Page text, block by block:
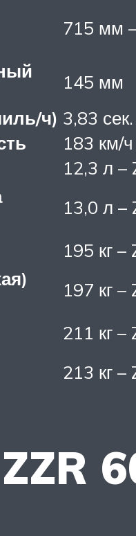
715 мм
145 мм
ч) 3,83 сек.
183 км/ч
12,3 л –
13,0 л –
195 кг
197 кг –
211 кг –
213 кг –